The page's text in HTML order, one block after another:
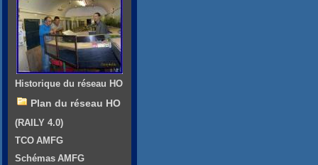
Historique du réseau HO
Plan du réseau HO
(RAILY 4.0)
TCO AMFG
Schémas AMFG